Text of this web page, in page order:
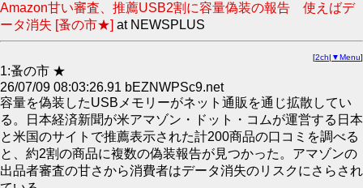
Amazon甘い審査、推薦USB2割に容量偽装の報告 使えばデ
ータ消失 [蚤の市★] at NEWSPLUS
[2ch| ▼Menu]
1:蚤の市 ★
26/07/09 08:03:26.91 bEZNWPSc9.net
容量を偽装したUSBメモリーがネット通販を通じ拡散してい
る。日本経済新聞が米アマゾン・ドット・コムが運営する日本
と米国のサイトで推薦表示された計200商品の口コミを調べる
と、約2割の商品に複数の偽装報告が見つかった。アマゾンの
出品者審査の甘さから消費者はデータ消失のリスクにさらされ